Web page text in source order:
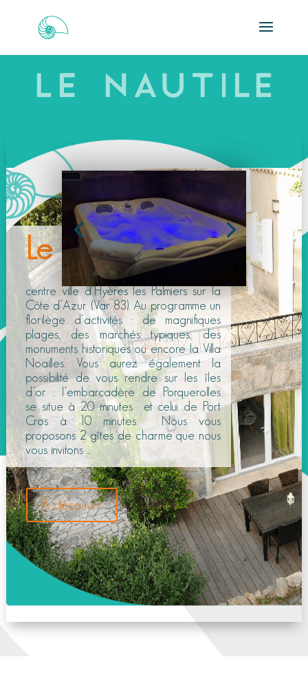
Le Nautile
est située au
centre ville d’Hyères les Palmiers sur la
Côte d’Azur (Var 83). Au programme un
florilège d’activités : de magnifiques
plages, des marchés typiques, des
monuments historiques ou encore la Villa
Noailles. Vous aurez également la
possibilité de vous rendre sur les îles
d’or : l’embarcadère de Porquerolles
se situe à 20 minutes et celui de Port
Cros à 10 minutes. Nous vous
proposons 2 gîtes de charme que nous
vous invitons …
À découvrir